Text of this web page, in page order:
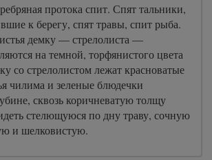
протока спит. Спят тальники,
к берегу, спят травы, спит рыба.
демку — стрелолиста —
на темной, торфянистого цвета
со стрелолистом лежат красноватые
чилима и зеленые блюдечки
сквозь коричневатую толщу
стелющуюся по дну траву, сочную
и шелковистую.